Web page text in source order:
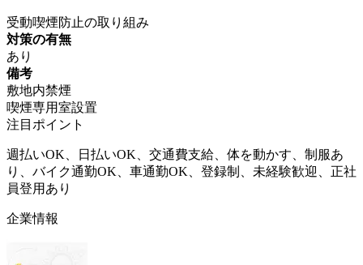
受動喫煙防止の取り組み
対策の有無
あり
備考
敷地内禁煙
喫煙専用室設置
注目ポイント
週払いOK、日払いOK、交通費支給、体を動かす、制服あ
り、バイク通勤OK、車通勤OK、登録制、未経験歓迎、正社
員登用あり
企業情報